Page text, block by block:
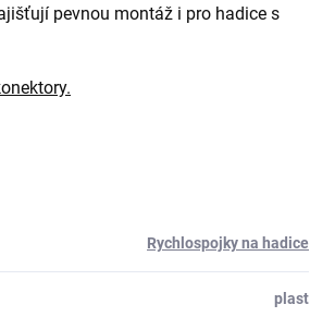
pevnou montáž i pro hadice s
Rychlospojky na hadice
plast